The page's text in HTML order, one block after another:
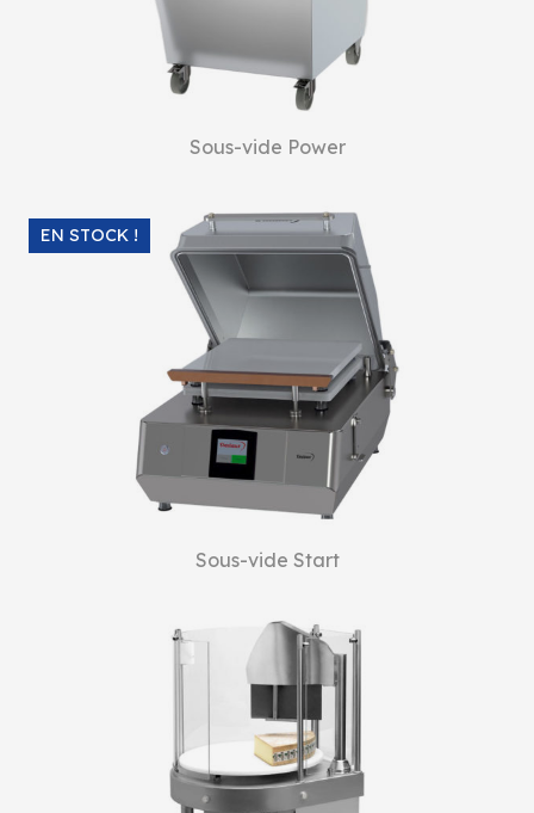
Sous-vide Power
Sous-vide Start